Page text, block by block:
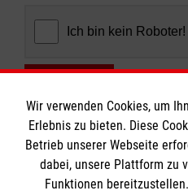
Wir verwenden Cookies, um
Erlebnis zu bieten. Diese
Betrieb unserer Webseite
dabei, unsere Plattform zu
Funktionen